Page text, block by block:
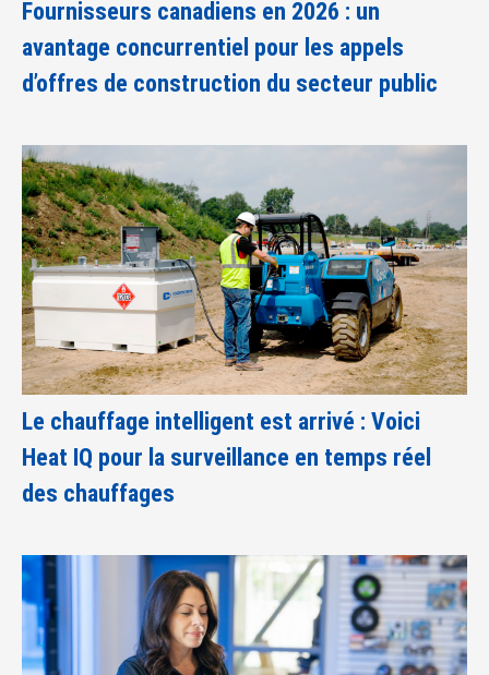
Fournisseurs canadiens en 2026 : un
avantage concurrentiel pour les appels
d’offres de construction du secteur public
Le chauffage intelligent est arrivé : Voici
Heat IQ pour la surveillance en temps réel
des chauffages